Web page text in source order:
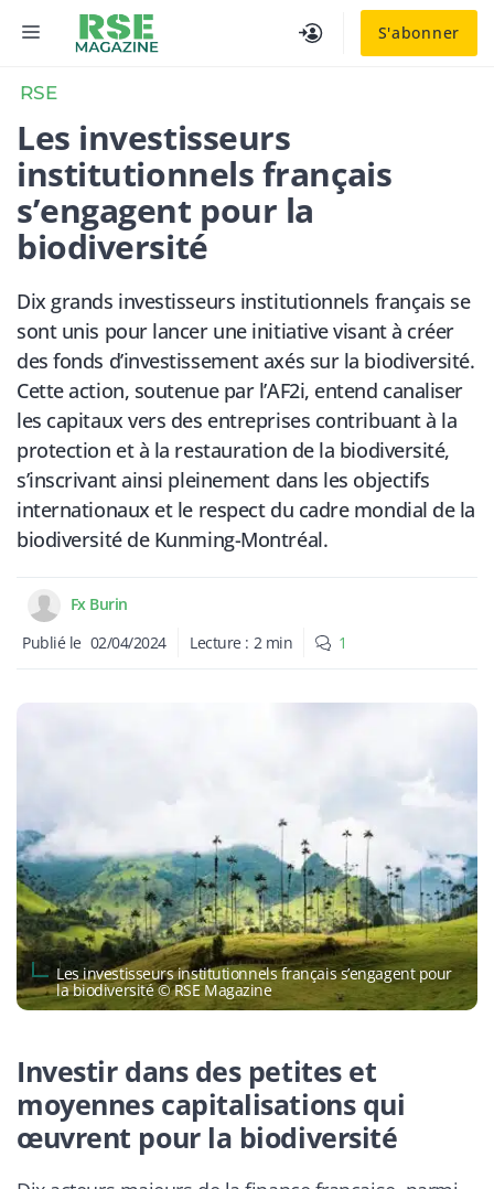
S'abonner
MENU
RSE
Les investisseurs
institutionnels français
s’engagent pour la
biodiversité
Dix grands investisseurs institutionnels français se
sont unis pour lancer une initiative visant à créer
des fonds d’investissement axés sur la biodiversité.
Cette action, soutenue par l’AF2i, entend canaliser
les capitaux vers des entreprises contribuant à la
protection et à la restauration de la biodiversité,
s’inscrivant ainsi pleinement dans les objectifs
internationaux et le respect du cadre mondial de la
biodiversité de Kunming-Montréal.
Fx Burin
Publié le 02/04/2024 Lecture : 2 min 1
Les investisseurs institutionnels français s’engagent pour
la biodiversité © RSE Magazine
Investir dans des petites et
moyennes capitalisations qui
œuvrent pour la biodiversité